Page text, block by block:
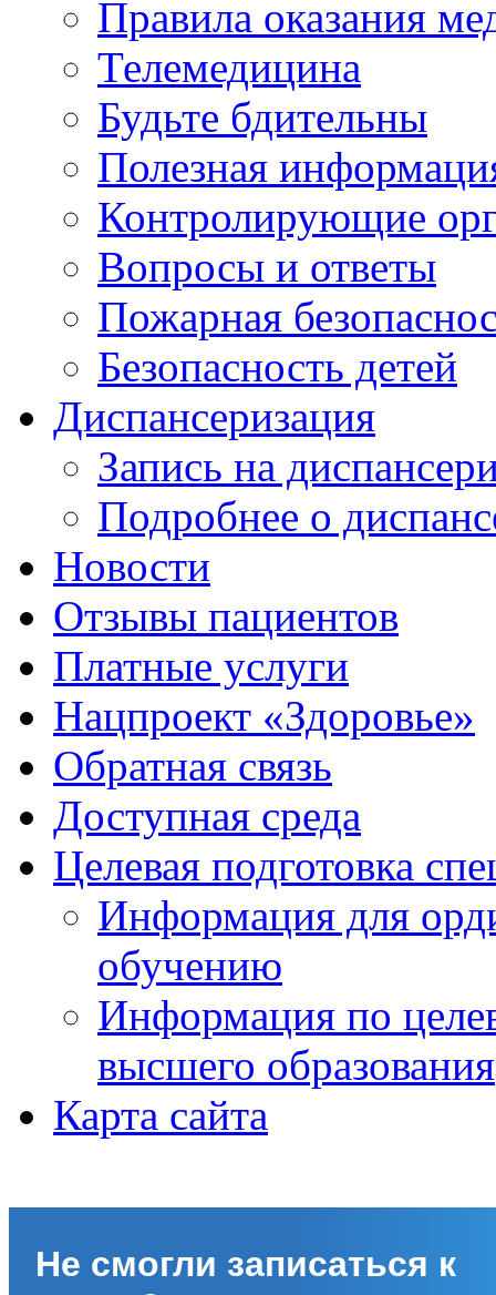
Правила оказания
Телемедицина
Будьте бдительны
Полезная
Контролирующие
Вопросы и ответы
Пожарная
Безопасность детей
Диспансеризация
Запись на
Подробнее о
Новости
Отзывы пациентов
Платные услуги
Нацпроект «Здоровье»
Обратная связь
Доступная среда
Целевая подготовка
Информация для
обучению
Информация по
высшего образования
Карта сайта
Не смогли записаться к